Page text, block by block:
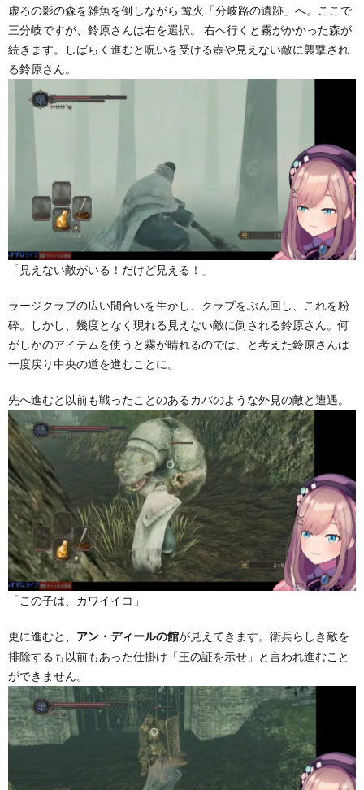
虚ろの影の森を雑魚を倒しながら 篝火「分岐路の遺跡」へ。ここで
三分岐ですが、鈴原さんは右を選択。 右へ行くと霧がかかった森が
続きます。しばらく進むと呪いを受ける壺や見えない敵に襲撃され
る鈴原さん。
「見えない敵がいる！だけど見える！」
ラージクラブの広い間合いを生かし、クラブをぶん回し、これを粉
砕。しかし、幾度となく現れる見えない敵に倒される鈴原さん。何
がしかのアイテムを使うと霧が晴れるのでは、と考えた鈴原さんは
一度戻り中央の道を進むことに。
先へ進むと以前も戦ったことのあるカバのような外見の敵と遭遇。
「この子は、カワイイコ」
更に進むと、 アン・ディールの館が見えてきます。衛兵らしき敵を
排除するも以前もあった仕掛け「王の証を示せ」と言われ進むこと
ができません。